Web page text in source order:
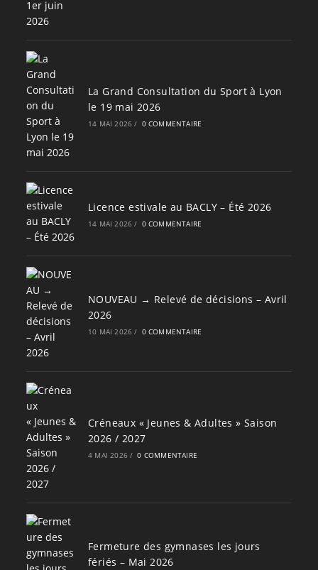
La Grand Consultation du Sport à Lyon
le 19 mai 2026
14 MAI 2026 / 0 COMMENTAIRE
Licence estivale au BACLY – Été 2026
14 MAI 2026 / 0 COMMENTAIRE
NOUVEAU → Relevé de décisions – Avril
2026
10 MAI 2026 / 0 COMMENTAIRE
Créneaux « Jeunes & Adultes » Saison
2026 / 2027
4 MAI 2026 / 0 COMMENTAIRE
Fermeture des gymnases les jours
fériés – Mai 2026